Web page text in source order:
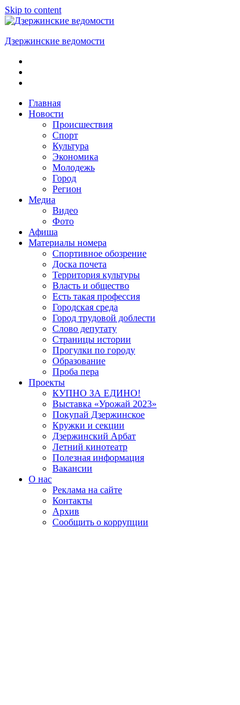
Skip to content
Дзержинские ведомости
ОБЩЕСТВЕННО-
ПОЛИТИЧЕСКАЯ
ГАЗЕТАГлавная
Новости
Происшествия
Спорт
Культура
Экономика
Молодежь
Город
Регион
Медиа
Видео
Фото
Афиша
Материалы номера
Спортивное обозрение
Доска почета
Территория культуры
Власть и общество
Есть такая профессия
Городская среда
Город трудовой доблести
Слово депутату
Страницы истории
Прогулки по городу
Образование
Проба пера
Проекты
КУПНО ЗА ЕДИНО!
Выставка «Урожай 2023»
Покупай Дзержинское
Кружки и секции
Дзержинский Арбат
Летний кинотеатр
Полезная информация
Вакансии
О нас
Реклама на сайте
Контакты
Архив
Сообщить о коррупции